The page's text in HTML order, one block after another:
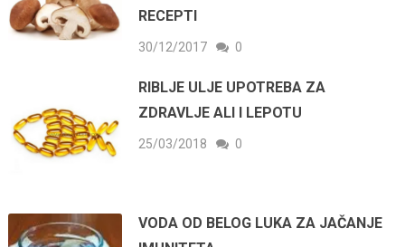
RECEPTI
30/12/2017 0
RIBLJE ULJE UPOTREBA ZA
ZDRAVLJE ALI I LEPOTU
25/03/2018 0
VODA OD BELOG LUKA ZA JAČANJE